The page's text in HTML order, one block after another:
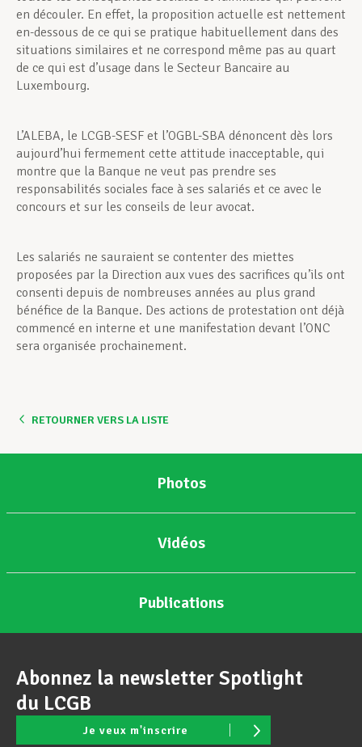
en découler. En effet, la proposition actuelle est nettement
en-dessous de ce qui se pratique habituellement dans des
situations similaires et ne correspond même pas au quart
de ce qui est d’usage dans le Secteur Bancaire au
Luxembourg.
L’ALEBA, le LCGB-SESF et l’OGBL-SBA dénoncent dès lors
aujourd’hui fermement cette attitude inacceptable, qui
montre que la Banque ne veut pas prendre ses
responsabilités sociales face à ses salariés et ce avec le
concours et sur les conseils de leur avocat.
Les salariés ne sauraient se contenter des miettes
proposées par la Direction aux vues des sacrifices qu’ils ont
consenti depuis de nombreuses années au plus grand
bénéfice de la Banque. Des actions de protestation ont déjà
commencé en interne et une manifestation devant l’ONC
sera organisée prochainement.
RETOURNER VERS LA LISTE
Photos
Vidéos
Publications
Abonnez la newsletter Spotlight
du LCGB
Je veux m'inscrire